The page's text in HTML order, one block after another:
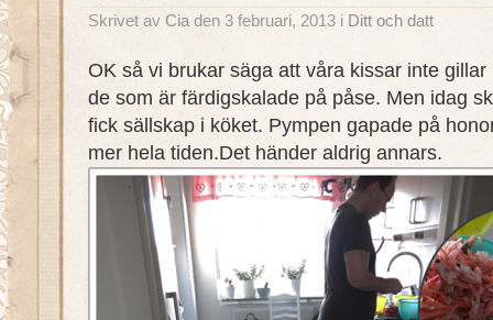
Skrivet av Cia den 3 februari, 2013 i Ditt och datt
OK så vi brukar säga att våra kissar inte
de som är färdigskalade på påse. Men idag
fick sällskap i köket. Pympen gapade på
mer hela tiden.Det händer aldrig annars.